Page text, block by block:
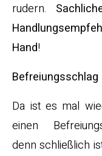
rudern.
Hand!
Befreiungsschlag
Da ist es mal
einen
denn schließlich